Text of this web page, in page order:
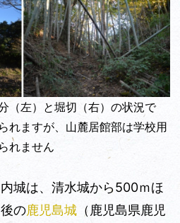
（左）と堀切（右）の状況で
れますが、山麓居館部は学校用
れません
城は、清水城から500ｍほ
の鹿児島城 （鹿児島県鹿児